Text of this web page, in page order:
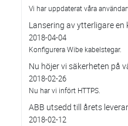
Vi har uppdaterat våra
Lansering av ytterligare
2018-04-04
Konfigurera Wibe kabelstegar.
Nu höjer vi säkerheten på
2018-02-26
Nu har vi infört HTTPS.
ABB utsedd till årets
2018-02-12